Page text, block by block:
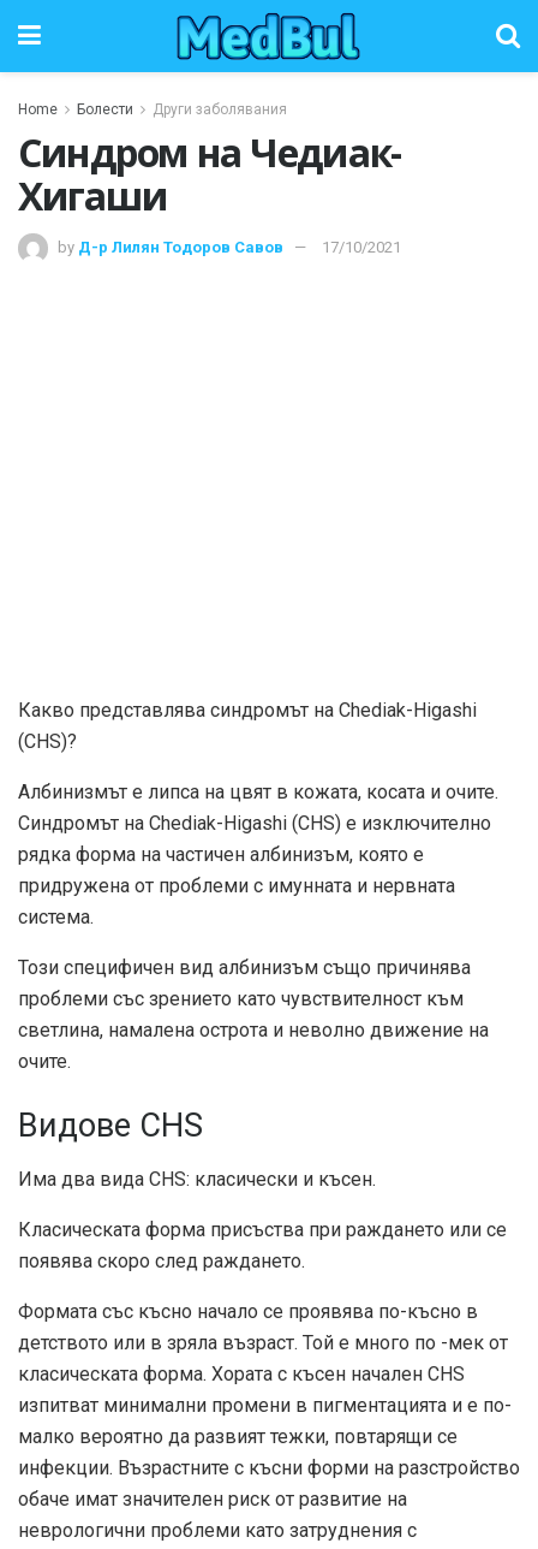
Home Болести Други заболявания
Синдром на Чедиак-
Хигаши
by Д-р Лилян Тодоров Савов 17/10/2021
Какво представлява синдромът на Chediak-Higashi
(CHS)?
Албинизмът е липса на цвят в кожата, косата и очите.
Синдромът на Chediak-Higashi (CHS) е изключително
рядка форма на частичен албинизъм, която е
придружена от проблеми с имунната и нервната
система.
Този специфичен вид албинизъм също причинява
проблеми със зрението като чувствителност към
светлина, намалена острота и неволно движение на
очите.
Видове CHS
Има два вида CHS: класически и късен.
Класическата форма присъства при раждането или се
появява скоро след раждането.
Формата със късно начало се проявява по-късно в
детството или в зряла възраст. Той е много по -мек от
класическата форма. Хората с късен начален CHS
изпитват минимални промени в пигментацията и е по-
малко вероятно да развият тежки, повтарящи се
инфекции. Възрастните с късни форми на разстройство
обаче имат значителен риск от развитие на
неврологични проблеми като затруднения с